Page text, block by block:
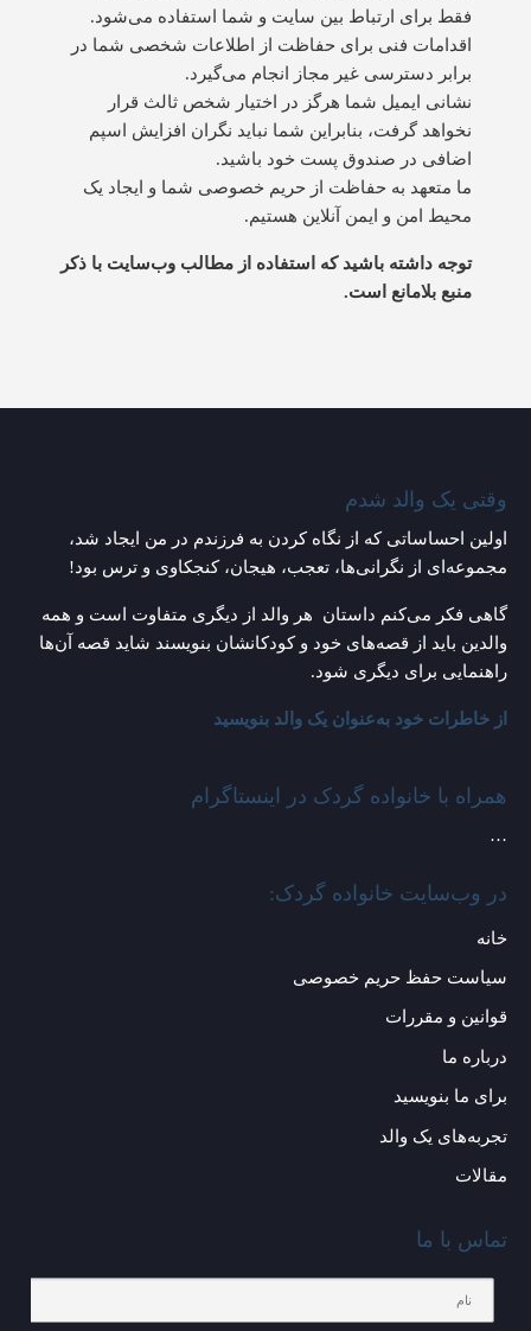
فقط برای ارتباط بین سایت و شما استفاده می‌شود.
اقدامات فنی برای حفاظت از اطلاعات شخصی شما در
برابر دسترسی غیر مجاز انجام می‌گیرد.
نشانی ایمیل شما هرگز در اختیار شخص ثالث قرار
نخواهد گرفت، بنابراین شما نباید نگران افزایش اسپم
اضافی در صندوق پست خود باشید.
ما متعهد به حفاظت از حریم خصوصی شما و ایجاد یک
محیط امن و ایمن آنلاین هستیم.
توجه داشته باشید که استفاده از مطالب وب‌سایت با ذکر
منبع بلامانع است.
وقتی یک والد شدم
اولین احساساتی که از نگاه کردن به فرزندم در من ایجاد شد،
مجموعه‌ای از نگرانی‌ها، تعجب، هیجان، کنجکاوی و ترس بود!
گاهی فکر می‌کنم داستان هر والد از دیگری متفاوت است و همه
والدین باید از قصه‌های خود و کودکانشان بنویسند شاید قصه آن‌ها
راهنمایی برای دیگری شود.
از خاطرات خود به‌عنوان یک والد بنویسید
همراه با خانواده گردک در اینستاگرام
…
در وب‌سایت خانواده گردک:
خانه
سیاست حفظ حریم خصوصی
قوانین و مقررات
درباره ما
برای ما بنویسید
تجربه‌های یک والد
مقالات
تماس با ما